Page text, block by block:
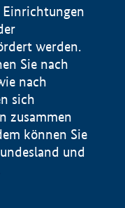
werden.
Sie nach
nach
sich
zusammen
können Sie
und